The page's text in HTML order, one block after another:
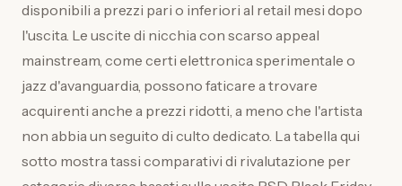
disponibili a prezzi pari o inferiori al retail mesi dopo
l'uscita. Le uscite di nicchia con scarso appeal
mainstream, come certi elettronica sperimentale o
jazz d'avanguardia, possono faticare a trovare
acquirenti anche a prezzi ridotti, a meno che l'artista
non abbia un seguito di culto dedicato. La tabella qui
sotto mostra tassi comparativi di rivalutazione per